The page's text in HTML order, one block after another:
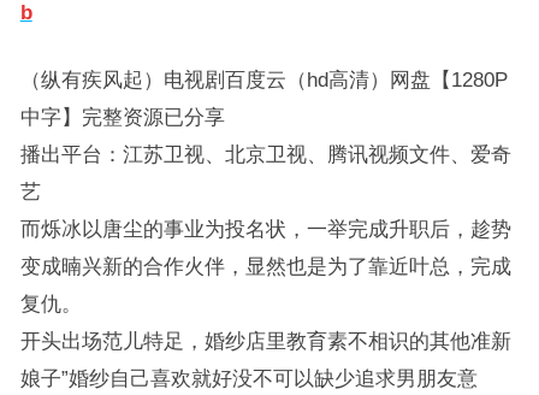
b
（纵有疾风起）电视剧百度云（hd高清）网盘【1280P
中字】完整资源已分享
播出平台：江苏卫视、北京卫视、腾讯视频文件、爱奇
艺
而烁冰以唐尘的事业为投名状，一举完成升职后，趁势
变成暔兴新的合作火伴，显然也是为了靠近叶总，完成
复仇。
开头出场范儿特足，婚纱店里教育素不相识的其他准新
娘子”婚纱自己喜欢就好没不可以缺少追求男朋友意